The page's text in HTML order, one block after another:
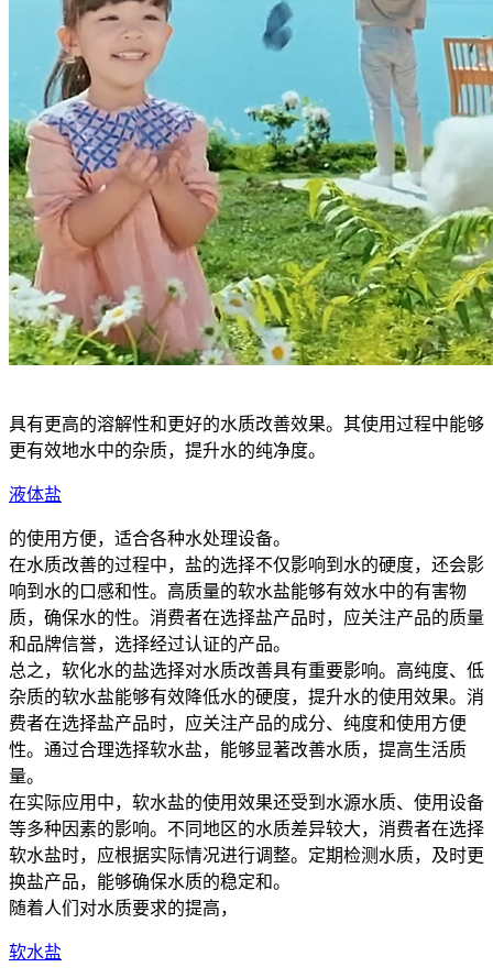
具有更高的溶解性和更好的水质改善效果。其使用过程中能够
更有效地水中的杂质，提升水的纯净度。
液体盐
的使用方便，适合各种水处理设备。
在水质改善的过程中，盐的选择不仅影响到水的硬度，还会影
响到水的口感和性。高质量的软水盐能够有效水中的有害物
质，确保水的性。消费者在选择盐产品时，应关注产品的质量
和品牌信誉，选择经过认证的产品。
总之，软化水的盐选择对水质改善具有重要影响。高纯度、低
杂质的软水盐能够有效降低水的硬度，提升水的使用效果。消
费者在选择盐产品时，应关注产品的成分、纯度和使用方便
性。通过合理选择软水盐，能够显著改善水质，提高生活质
量。
在实际应用中，软水盐的使用效果还受到水源水质、使用设备
等多种因素的影响。不同地区的水质差异较大，消费者在选择
软水盐时，应根据实际情况进行调整。定期检测水质，及时更
换盐产品，能够确保水质的稳定和。
随着人们对水质要求的提高，
软水盐